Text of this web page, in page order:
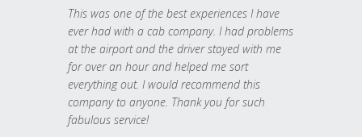
This was one of the best experiences I have
ever had with a cab company. I had problems
at the airport and the driver stayed with me
for over an hour and helped me sort
everything out. I would recommend this
company to anyone. Thank you for such
fabulous service!